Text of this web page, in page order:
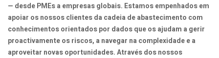
— desde PMEs a empresas globais. Estamos empenhados em
apoiar os nossos clientes da cadeia de abastecimento com
conhecimentos orientados por dados que os ajudam a gerir
proactivamente os riscos, a navegar na complexidade e a
aproveitar novas oportunidades. Através dos nossos